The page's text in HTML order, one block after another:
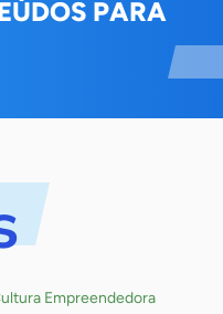
PARA
Empreendedora